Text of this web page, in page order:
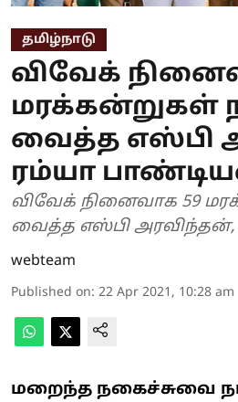
தமிழ்நாடு
விவேக்
மரக்கன்றுகள்
வைத்த எஸ்பி
ரம்யா
விவேக் நினைவாக 59
வைத்த எஸ்பி
webteam
Published on: 22 Apr 2021, 10:28 am
மறைந்த நகைச்சுவை